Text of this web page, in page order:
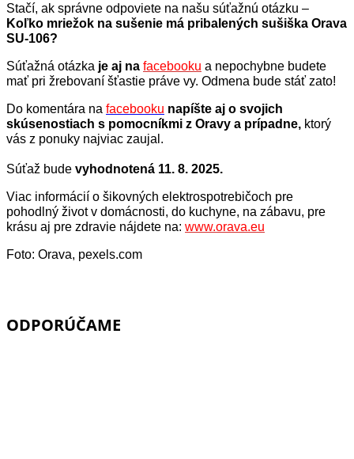
Stačí, ak správne odpoviete na našu súťažnú otázku –
Koľko mriežok na sušenie má pribalených sušiška Orava
SU-106?
Súťažná otázka je aj na facebooku a nepochybne budete
mať pri žrebovaní šťastie práve vy. Odmena bude stáť zato!
Do komentára na facebooku napíšte aj o svojich
skúsenostiach s pomocníkmi z Oravy a prípadne, ktorý
vás z ponuky najviac zaujal.
Súťaž bude vyhodnotená 11. 8. 2025.
Viac informácií o šikovných elektrospotrebičoch pre
pohodlný život v domácnosti, do kuchyne, na zábavu, pre
krásu aj pre zdravie nájdete na: www.orava.eu
Foto: Orava, pexels.com
ODPORÚČAME